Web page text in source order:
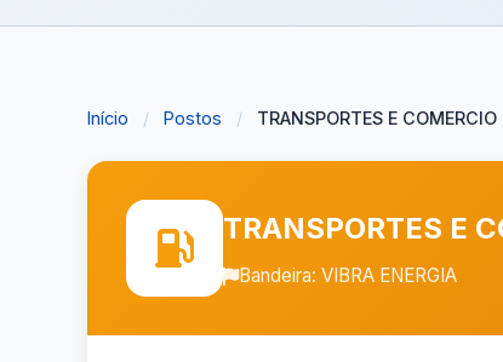
Início / Postos / TRANSPORTES E
TRANSPORTES E
Bandeira: VIBRA ENERGIA